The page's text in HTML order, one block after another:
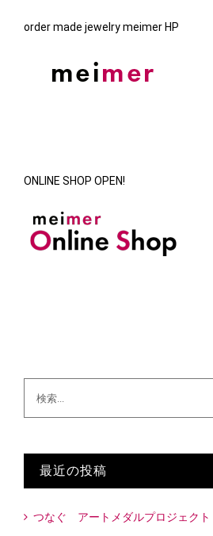
order made jewelry meimer HP
ONLINE SHOP OPEN!
最近の投稿
つなぐ アートメダルプロジェクト